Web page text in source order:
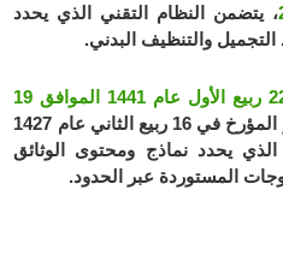
، يتضمن النظام التقني الذي يحدد
التجميل والتنظيف البدني.
قرار مؤرخ في 22 ربيع الأول عام 1441 الموافق 19
، يتمم القرار المؤرخ في 16 ربيع الثاني عام 1427
الموافق 14 مايو سنة 2006 الذي يحدد نماذج ومحتوى الوثائق
المستوردة عبر الحدود.